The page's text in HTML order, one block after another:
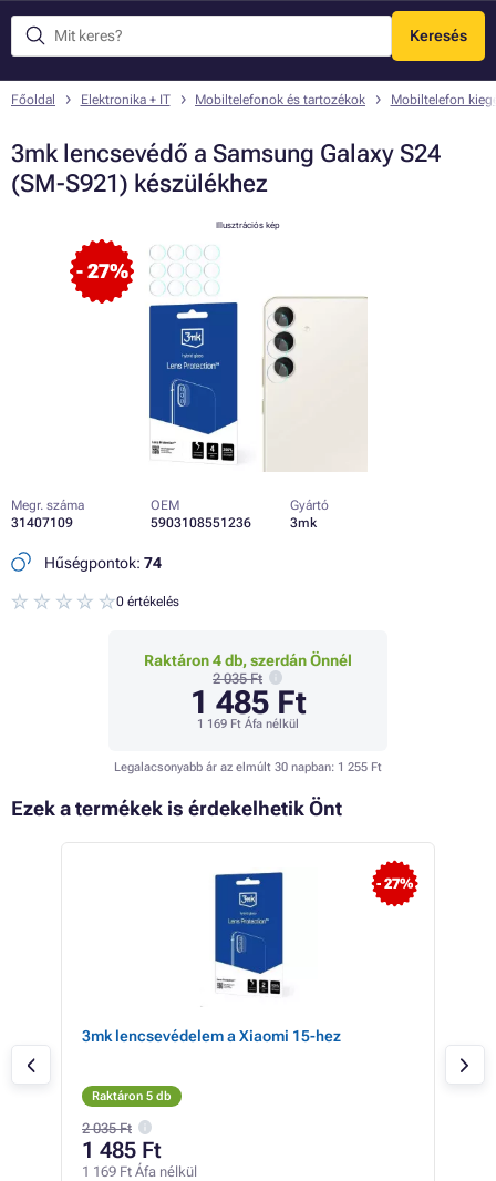
Keresés
Menü
Főoldal Elektronika + IT Mobiltelefonok és tartozékok Mobiltelefon
3mk lencsevédő a Samsung Galaxy S24
(SM-S921) készülékhez
- 27%
Illusztrációs kép
Megr. száma
31407109
OEM
5903108551236
Gyártó
3mk
Hűségpontok: 74
0 értékelés
Raktáron 4 db, szerdán Önnél
2 035 Ft
1 485 Ft
1 169 Ft Áfa nélkül
Legalacsonyabb ár az elmúlt 30 napban: 1 255 Ft
Ezek a termékek is érdekelhetik Önt
- 27%
3mk lencsevédelem a Xiaomi 15-hez
Raktáron 5 db
2 035 Ft
1 485 Ft
1 169 Ft Áfa nélkül
Pro